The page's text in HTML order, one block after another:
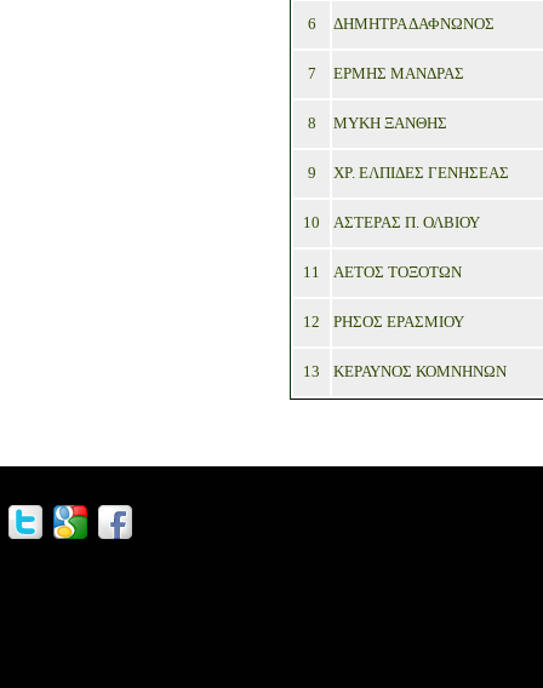
6 ΔΗΜΗΤΡΑ ΔΑΦΝΩΝΟΣ
7 ΕΡΜΗΣ ΜΑΝΔΡΑΣ
8 ΜΥΚΗ ΞΑΝΘΗΣ
9 ΧΡ. ΕΛΠΙΔΕΣ ΓΕΝΗΣΕΑΣ
10 ΑΣΤΕΡΑΣ Π. ΟΛΒΙΟΥ
11 ΑΕΤΟΣ ΤΟΞΟΤΩΝ
12 ΡΗΣΟΣ ΕΡΑΣΜΙΟΥ
13 ΚΕΡΑΥΝΟΣ ΚΟΜΝΗΝΩΝ